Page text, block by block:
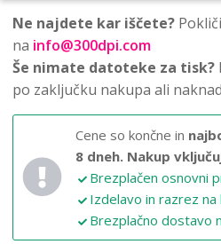
Ne najdete kar iščete?
na info@300dpi.com
Še nimate datoteke za tisk?
po zaključku nakupa ali
Cene so končne in
8 dneh. Nakup
Brezplačen osnovni
Izdelavo in razrez
Brezplačno dostavo